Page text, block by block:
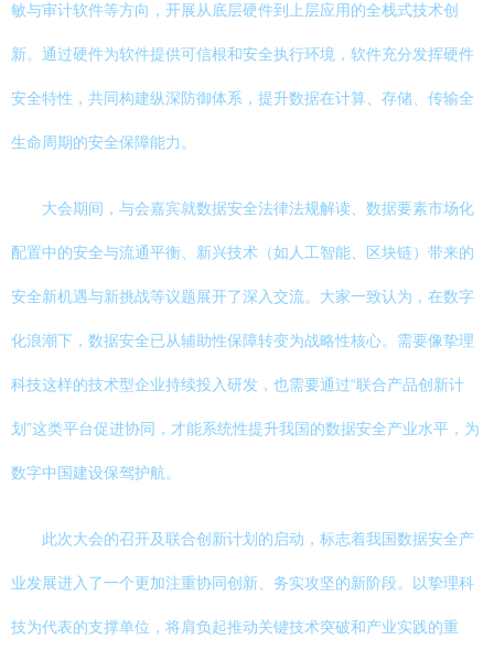
敏与审计软件等方向，开展从底层硬件到上层应用的全栈式技术创
新。通过硬件为软件提供可信根和安全执行环境，软件充分发挥硬件
安全特性，共同构建纵深防御体系，提升数据在计算、存储、传输全
生命周期的安全保障能力。
大会期间，与会嘉宾就数据安全法律法规解读、数据要素市场化
配置中的安全与流通平衡、新兴技术（如人工智能、区块链）带来的
安全新机遇与新挑战等议题展开了深入交流。大家一致认为，在数字
化浪潮下，数据安全已从辅助性保障转变为战略性核心。需要像挚理
科技这样的技术型企业持续投入研发，也需要通过“联合产品创新计
划”这类平台促进协同，才能系统性提升我国的数据安全产业水平，为
数字中国建设保驾护航。
此次大会的召开及联合创新计划的启动，标志着我国数据安全产
业发展进入了一个更加注重协同创新、务实攻坚的新阶段。以挚理科
技为代表的支撑单位，将肩负起推动关键技术突破和产业实践的重